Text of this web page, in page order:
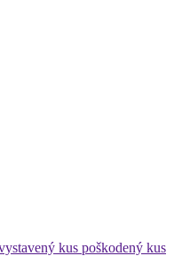
kus poškodený kus